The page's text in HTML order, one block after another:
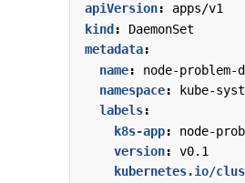
apiVersion:
apps/v1
kind :
DaemonSet
metadata:
name:
node-
namespace:
kube-
labels:
k8s-app:
node-
version:
v0.1
kubernetes.io/